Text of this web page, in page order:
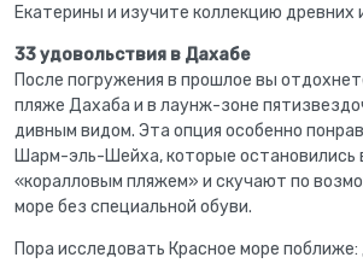
Екатерины и изучите коллекцию древних
33 удовольствия в Дахабе
После погружения в прошлое вы
пляже Дахаба и в лаунж-зоне
дивным видом. Эта опция особенно
Шарм-эль-Шейха, которые остановились
«коралловым пляжем» и скучают по
море без специальной обуви.
Пора исследовать Красное море поближе: